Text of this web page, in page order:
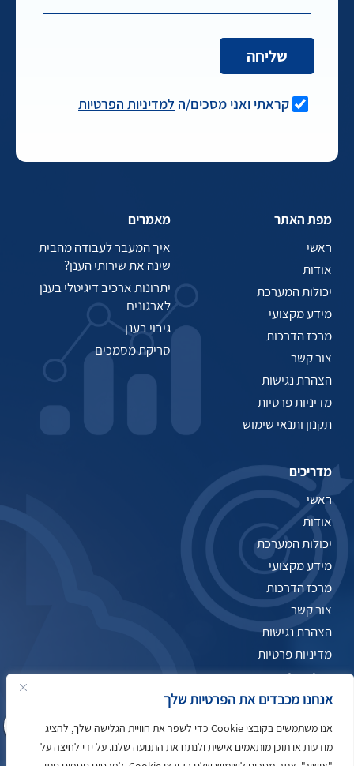
אנחנו מכבדים את הפרטיות שלך
אנו משתמשים בקובצי Cookie כדי לשפר את חוויית הגלישה שלך, להציג
מודעות או תוכן מותאמים אישית ולנתח את התנועה שלנו. על ידי לחיצה על
קראתי ואני מסכים/ה למדיניות הפרטיות
מפת האתר
ראשי
אודות
יכולות המערכת
מידע מקצועי
מרכז הדרכות
צור קשר
הצהרת נגישות
מדיניות פרטיות
תקנון ותנאי שימוש
מאמרים
איך המעבר לעבודה מהבית
שינה את שירותי הענן?
יתרונות ארכיב דיגיטלי בענן
לארגונים
גיבוי בענן
סריקת מסמכים
מדריכים
ראשי
אודות
יכולות המערכת
מידע מקצועי
מרכז הדרכות
צור קשר
הצהרת נגישות
מדיניות פרטיות
תקנון ותנאי שימוש